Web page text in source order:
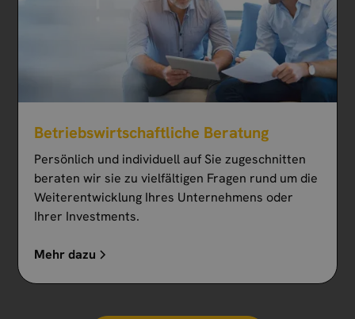
Betriebs­wirtschaft­liche Beratung
Persönlich und individuell auf Sie zugeschnitten
beraten wir sie zu vielfältigen Fragen rund um die
Weiterentwicklung Ihres Unternehmens oder
Ihrer Investments.
Mehr dazu